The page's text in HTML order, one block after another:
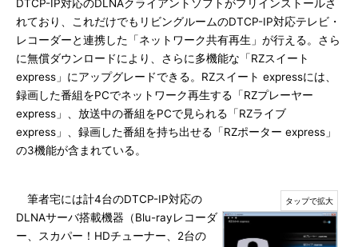
DTCP-IP対応のDLNAクライアントソフトがプリインストールさ
れており、これだけでもリビングルームのDTCP-IP対応テレビ・
レコーダーと連携した「ネットワーク共有再生」が行える。さら
に無償ダウンロードにより、さらに多機能な「RZスイート
express」にアップグレードできる。RZスイート expressには、
録画した番組をPCでネットワーク再生する「RZプレーヤー
express」、放送中の番組をPCで見られる「RZライブ
express」、録画した番組を持ち出せる「RZポーター express」
の3機能が含まれている。
筆者宅には計4台のDTCP-IP対応の
DLNAサーバ搭載機器（Blu-rayレコーダ
ー、スカパー！HDチューナー、2台の